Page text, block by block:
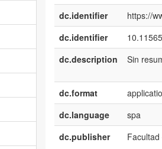
dc.identifier
https://
dc.identifier
dc.description
Sin
dc.format
dc.language
spa
dc.publisher